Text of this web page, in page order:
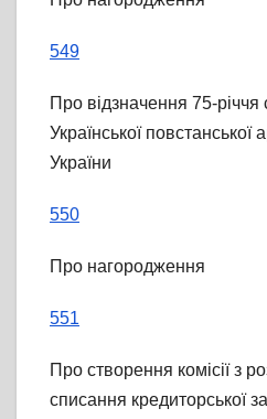
549
Про відзначення 75-річчя
Української повстанської
України
550
Про нагородження
551
Про створення комісії з
списання кредиторської